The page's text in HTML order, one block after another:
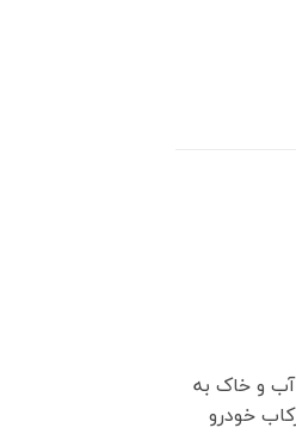
و خاک به
خودرو